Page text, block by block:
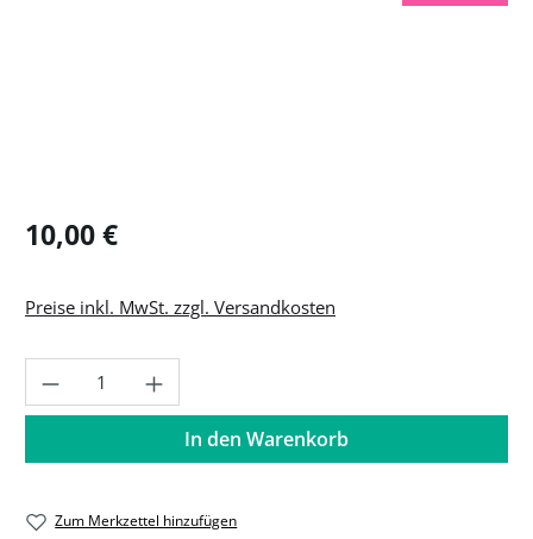
Regulärer Preis:
10,00 €
Preise inkl. MwSt. zzgl. Versandkosten
Produkt Anzahl: Gib den gewünschten
In den Warenkorb
Zum Merkzettel hinzufügen